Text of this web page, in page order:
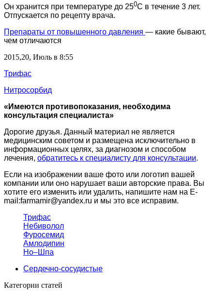
Он хранится при температуре до 250С в течение 3 лет.
Отпускается по рецепту врача.
Препараты от повышенного давления — какие бывают,
чем отличаются
2015,20, Июль в 8:55
Трифас
Нитросорбид
«Имеются противопоказания, необходима
консультация специалиста»
Дорогие друзья. Данный материал не является
медицинским советом и размещена исключительно в
информационных целях, за диагнозом и способом
лечения, обратитесь к специалисту для консультации.
Если на изображении ваше фото или логотип вашей
компании или оно нарушает ваши авторские права. Вы
хотите его изменить или удалить, напишите нам на E-
mail:farmamir@yandex.ru и мы это все исправим.
Трифас
Небиволол
Фуросемид
Амлодипин
Но–Шпа
Сердечно-сосудистые
Категории статей